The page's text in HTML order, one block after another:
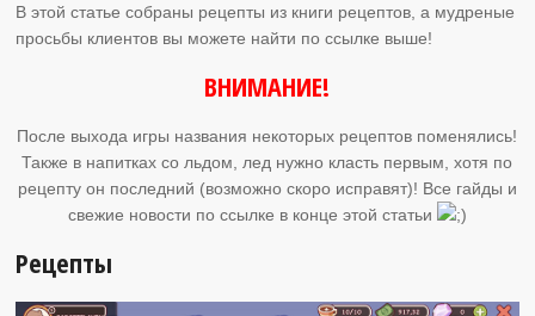
В этой статье собраны рецепты из книги рецептов, а мудреные
просьбы клиентов вы можете найти по ссылке выше!
ВНИМАНИЕ!
После выхода игры названия некоторых рецептов поменялись!
Также в напитках со льдом, лед нужно класть первым, хотя по
рецепту он последний (возможно скоро исправят)! Все гайды и
свежие новости по ссылке в конце этой статьи
Рецепты